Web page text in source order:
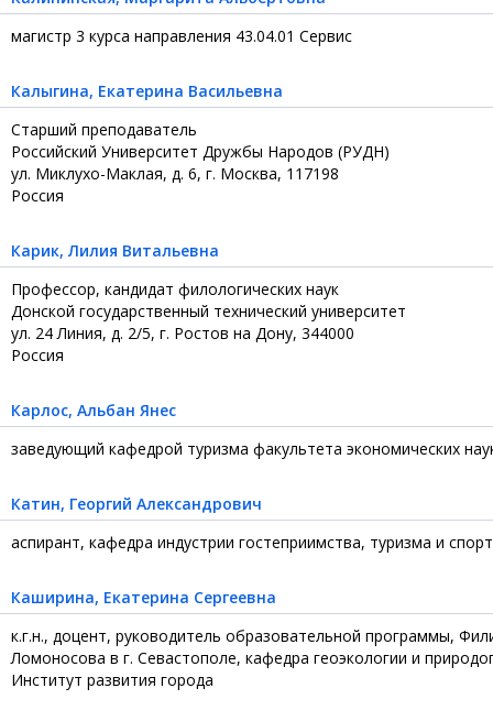
магистр 3 курса направления 43.04.01 Сервис
Калыгина, Екатерина Васильевна
Старший преподаватель
Российский Университет Дружбы Народов (РУДН)
ул. Миклухо-Маклая, д. 6, г. Москва, 117198
Россия
Карик, Лилия Витальевна
Профессор, кандидат филологических наук
Донской государственный технический университет
ул. 24 Линия, д. 2/5, г. Ростов на Дону, 344000
Россия
Карлос, Альбан Янес
заведующий кафедрой туризма факультета экономических
Катин, Георгий Александрович
аспирант, кафедра индустрии гостеприимства, туризма и
Каширина, Екатерина Сергеевна
к.г.н., доцент, руководитель образовательной программы,
Ломоносова в г. Севастополе, кафедра геоэкологии и
Институт развития города